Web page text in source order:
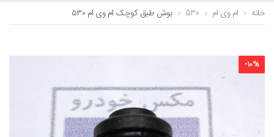
خانه ام وی ام 530 بوش طبق کوچک ام وی ام ۵۳۰
-10%